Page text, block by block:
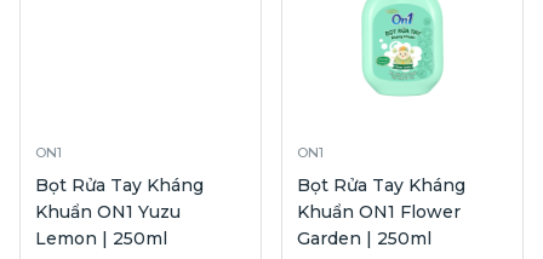
ON1
Bọt Rửa Tay Kháng
Khuẩn ON1 Yuzu
Lemon | 250ml
ON1
Bọt Rửa Tay Kháng
Khuẩn ON1 Flower
Garden | 250ml